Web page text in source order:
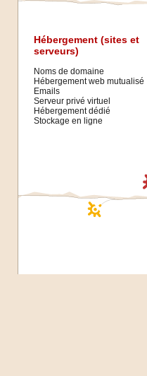
Hébergement (sites et
serveurs)
Noms de domaine
Hébergement web mutualisé
Emails
Serveur privé virtuel
Hébergement dédié
Stockage en ligne